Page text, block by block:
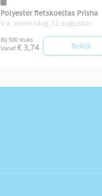
Polyester fietskoeltas Prisha
V.a. woensdag 12 augustus
Bij 500 stuks
Vanaf € 3,74 Bekijk